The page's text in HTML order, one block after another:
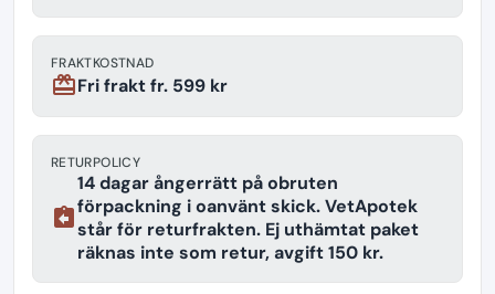
FRAKTKOSTNAD
redeemFri frakt fr. 599 kr
RETURPOLICY
assignment_return
14 dagar ångerrätt på obruten
förpackning i oanvänt skick. VetApotek
står för returfrakten. Ej uthämtat paket
räknas inte som retur, avgift 150 kr.